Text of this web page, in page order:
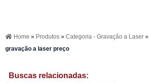
Home » Produtos»Categoria - Gravação a Laser»
gravação a laser preço
Buscas relacionadas: